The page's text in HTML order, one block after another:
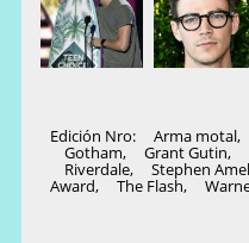
Edición Nro: Arma motal,
Gotham, Grant Gutin,
Riverdale, Stephen
Award, The Flash,